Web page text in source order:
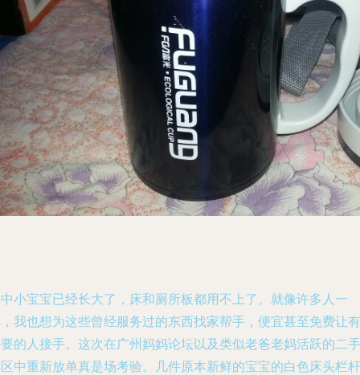
小宝宝已经长大了，床和厕所板都用不上了。就像许多人一
我也想为这些曾经服务过的东西找家帮手，便宜甚至免费让有
的人接手。这次在广州妈妈论坛以及类似老爸老妈活跃的二手
中重新放单真是场考验。几件原本新鲜的宝宝的白色床头栏杆